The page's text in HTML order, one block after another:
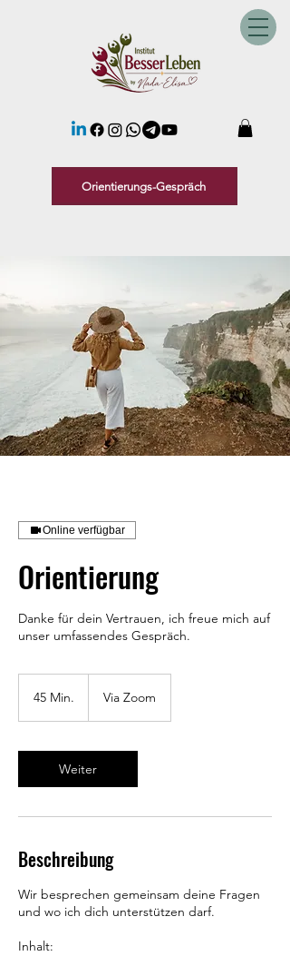
Orientierungs-Gespräch
Online verfügbar
Orientierung
Danke für dein Vertrauen, ich freue mich auf
unser umfassendes Gespräch.
45 Min.
i
n
.
Via Zoom
Weiter
Beschreibung
Wir besprechen gemeinsam deine Fragen
und wo ich dich unterstützen darf.
Inhalt: